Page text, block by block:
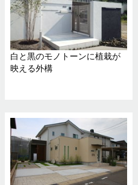
白と黒のモノトーンに植栽が
映える外構